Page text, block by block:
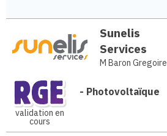
Sunelis
Services
M Baron Gregoire
validation en
cours
- Photovoltaïque